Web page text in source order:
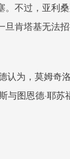
不过，亚利
肯塔基无法
认为，莫姆
与图恩德·耶